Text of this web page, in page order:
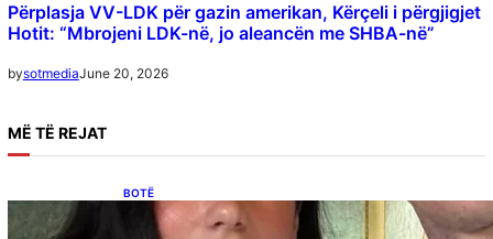
Përplasja VV-LDK për gazin amerikan, Kërçeli i përgjigjet
Hotit: “Mbrojeni LDK-në, jo aleancën me SHBA-në”
bysotmediaJune 20, 2026
MË TË REJAT
BOTË
Besnik Qaka rrëfen atmosferën në dasmën e